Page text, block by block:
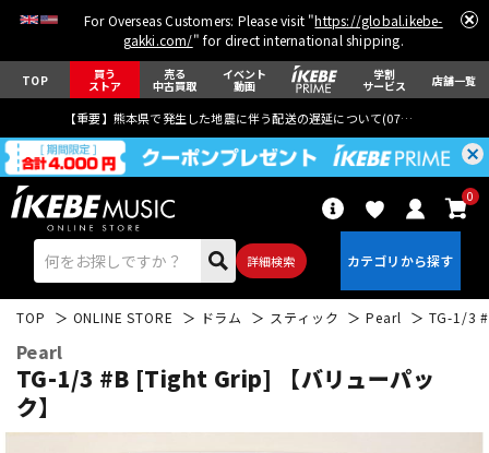
For Overseas Customers: Please visit "https://global.ikebe-
gakki.com/" for direct international shipping.
TOP 買う
ストア
売る
中古買取
イベント
動画
学割
サービス 店舗一覧
【重要】熊本県で発生した地震に伴う配送の遅延について(07月29日
詳細検索
0
TOP ONLINE STORE ドラム スティック Pearl TG-1/3
Pearl
TG-1/3 #B [Tight Grip] 【バリューパッ
ク】